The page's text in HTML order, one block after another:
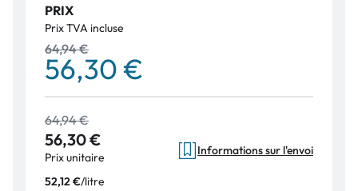
PRIX
Prix TVA incluse
64,94 €
56,30 €
64,94 €
56,30 €
Prix unitaire
52,12 €/litre
Informations sur l'envoi